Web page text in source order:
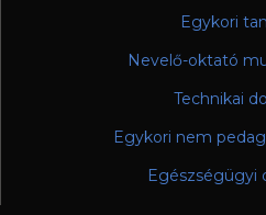
Egykori
Nevelő-oktató
Technikai
Egykori nem
Egészségügyi